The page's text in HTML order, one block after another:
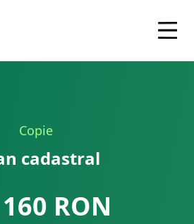
Copie
cadastral
160 RON